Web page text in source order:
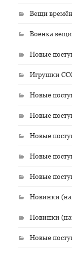
Вещи
Военка
Новые
Игрушки
Новые
Новые
Новые
Новые
Новые
Новинки
Новинки
Новые